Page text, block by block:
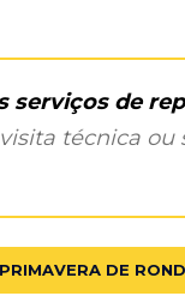
serviços de
técnica ou
DE